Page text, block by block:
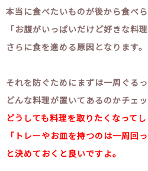
本当に食べたいものが後から食べ
「お腹がいっぱいだけど好きな料
さらに食を進める原因となります。
それを防ぐためにまずは一周ぐる
どんな料理が置いてあるのかチェ
どうしても料理を取りたくなって
「トレーやお皿を持つのは一周回っ
と決めておくと良いですよ。